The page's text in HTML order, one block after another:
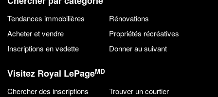
Tendances immobilières
Rénovations
Acheter et vendre
Propriétés récréatives
Inscriptions en vedette
Donner au suivant
Visitez Royal LePageMD
Chercher des inscriptions
Trouver un courtier